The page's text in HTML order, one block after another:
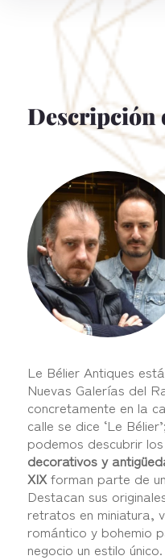
Descripción
Le Bélier Antiques
Nuevas Galerías del
concretamente en la
calle se dice ‘Le
podemos descubrir los
decorativos y
XIXforman parte de
Destacan sus
retratos en miniatura,
romántico y bohemio
negocio un estilo único.